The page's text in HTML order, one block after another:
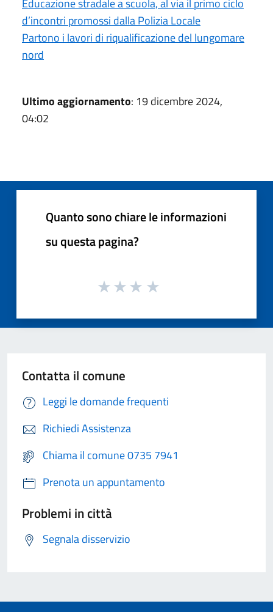
d’incontri promossi dalla Polizia Locale
Partono i lavori di riqualificazione del lungomare
nord
Ultimo aggiornamento: 19 dicembre 2024,
04:02
Quanto sono chiare le informazioni
su questa pagina?
Contatta il comune
Leggi le domande frequenti
Richiedi Assistenza
Chiama il comune 0735 7941
Prenota un appuntamento
Problemi in città
Segnala disservizio